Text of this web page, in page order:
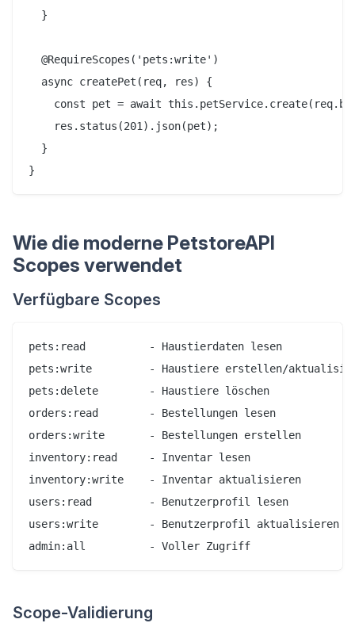
  }
  @RequireScopes('pets:write')
  async createPet(req, res) {
const pet = await
    res.status(201).json(pet);
  }
Wie die moderne PetstoreAPI
Scopes verwendet
Verfügbare Scopes
pets:read          - Haustierdaten lesen
pets:write         - Haustiere erstellen/
pets:delete        - Haustiere löschen
orders:read        - Bestellungen lesen
orders:write       - Bestellungen erstellen
inventory:read     - Inventar lesen
inventory:write    - Inventar aktualisieren
users:read         - Benutzerprofil lesen
users:write        - Benutzerprofil aktualisieren
Scope-Validierung